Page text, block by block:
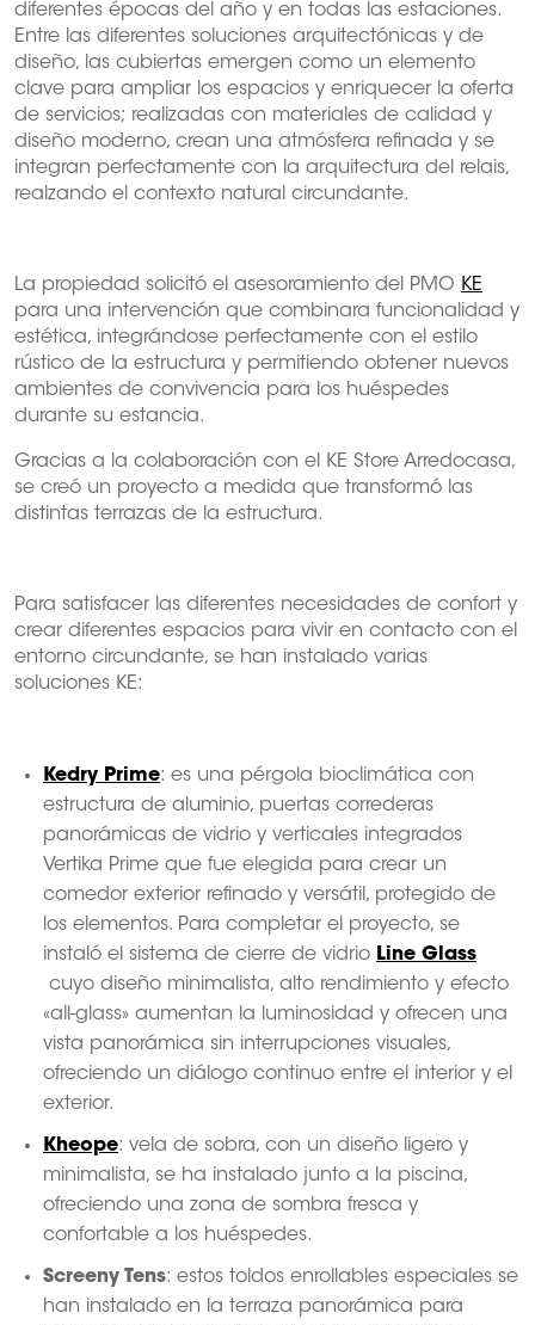
diferentes épocas del año y en todas las estaciones.
Entre las diferentes soluciones arquitectónicas y de
diseño, las cubiertas emergen como un elemento
clave para ampliar los espacios y enriquecer la oferta
de servicios; realizadas con materiales de calidad y
diseño moderno, crean una atmósfera refinada y se
integran perfectamente con la arquitectura del relais,
realzando el contexto natural circundante.
La propiedad solicitó el asesoramiento del PMO KE
para una intervención que combinara funcionalidad y
estética, integrándose perfectamente con el estilo
rústico de la estructura y permitiendo obtener nuevos
ambientes de convivencia para los huéspedes
durante su estancia.
Gracias a la colaboración con el KE Store Arredocasa,
se creó un proyecto a medida que transformó las
distintas terrazas de la estructura.
Para satisfacer las diferentes necesidades de confort y
crear diferentes espacios para vivir en contacto con el
entorno circundante, se han instalado varias
soluciones KE:
Kedry Prime: es una pérgola bioclimática con
estructura de aluminio, puertas correderas
panorámicas de vidrio y verticales integrados
Vertika Prime que fue elegida para crear un
comedor exterior refinado y versátil, protegido de
los elementos. Para completar el proyecto, se
instaló el sistema de cierre de vidrio Line Glass
cuyo diseño minimalista, alto rendimiento y efecto
«all-glass» aumentan la luminosidad y ofrecen una
vista panorámica sin interrupciones visuales,
ofreciendo un diálogo continuo entre el interior y el
exterior.
Kheope: vela de sobra, con un diseño ligero y
minimalista, se ha instalado junto a la piscina,
ofreciendo una zona de sombra fresca y
confortable a los huéspedes.
Screeny Tens: estos toldos enrollables especiales se
han instalado en la terraza panorámica para